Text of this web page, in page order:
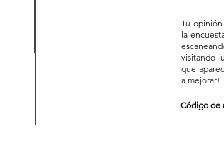
Tu
la
visitando
que
a mejorar!
Código de